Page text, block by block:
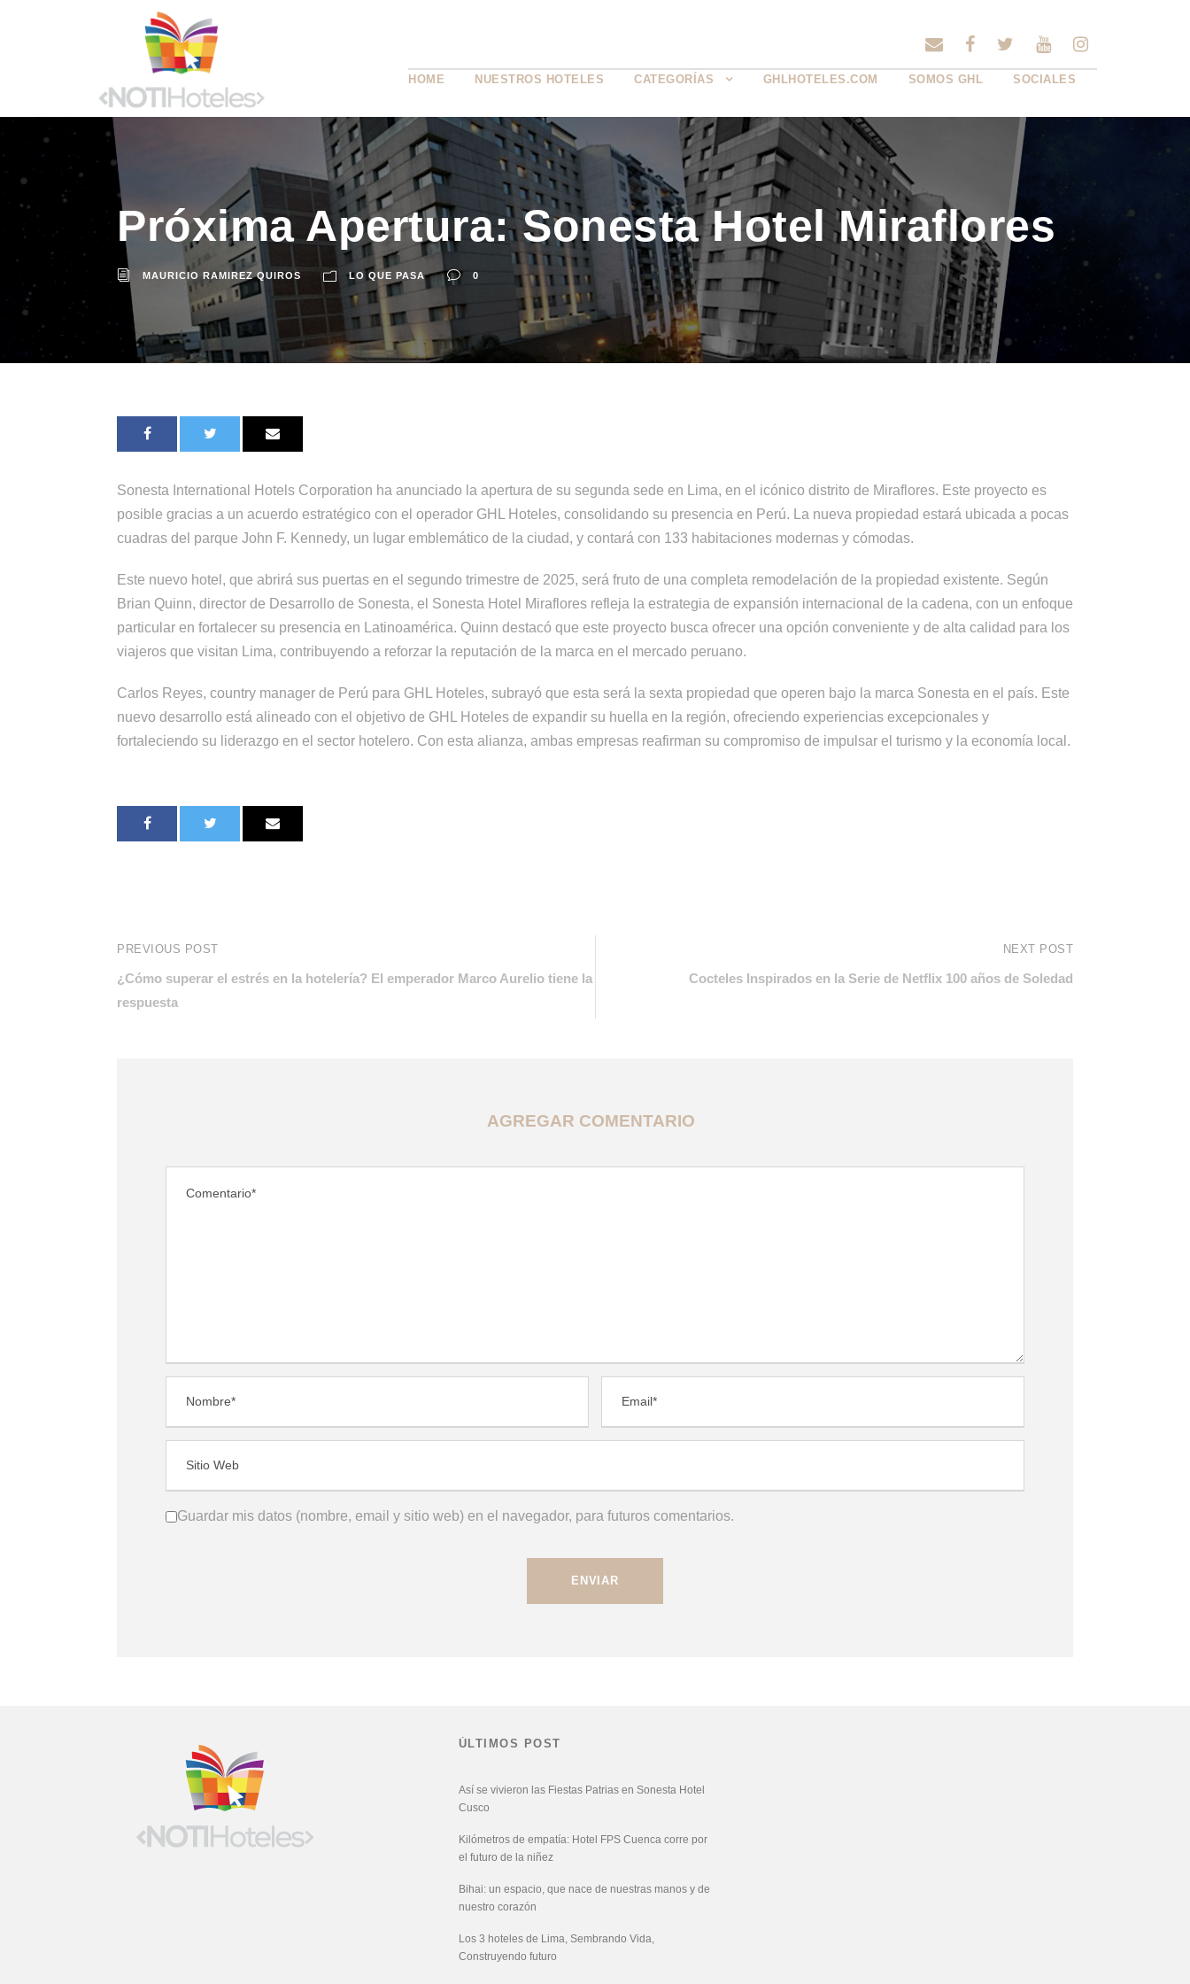
HOME NUESTROS HOTELES CATEGORÍAS GHLHOTELES.COM SOMOS GHL SOCIALES
Próxima Apertura: Sonesta Hotel Miraflores
MAURICIO RAMIREZ QUIROS LO QUE PASA 0
Sonesta International Hotels Corporation ha anunciado la apertura de su segunda sede en Lima, en el icónico distrito de Miraflores. Este proyecto es
posible gracias a un acuerdo estratégico con el operador GHL Hoteles, consolidando su presencia en Perú. La nueva propiedad estará ubicada a pocas
cuadras del parque John F. Kennedy, un lugar emblemático de la ciudad, y contará con 133 habitaciones modernas y cómodas.
Este nuevo hotel, que abrirá sus puertas en el segundo trimestre de 2025, será fruto de una completa remodelación de la propiedad existente. Según
Brian Quinn, director de Desarrollo de Sonesta, el Sonesta Hotel Miraflores refleja la estrategia de expansión internacional de la cadena, con un enfoque
particular en fortalecer su presencia en Latinoamérica. Quinn destacó que este proyecto busca ofrecer una opción conveniente y de alta calidad para los
viajeros que visitan Lima, contribuyendo a reforzar la reputación de la marca en el mercado peruano.
Carlos Reyes, country manager de Perú para GHL Hoteles, subrayó que esta será la sexta propiedad que operen bajo la marca Sonesta en el país. Este
nuevo desarrollo está alineado con el objetivo de GHL Hoteles de expandir su huella en la región, ofreciendo experiencias excepcionales y
fortaleciendo su liderazgo en el sector hotelero. Con esta alianza, ambas empresas reafirman su compromiso de impulsar el turismo y la economía local.
PREVIOUS POST
¿Cómo superar el estrés en la hotelería? El emperador Marco Aurelio tiene la
respuesta
NEXT POST
Cocteles Inspirados en la Serie de Netflix 100 años de Soledad
AGREGAR COMENTARIO
Guardar mis datos (nombre, email y sitio web) en el navegador, para futuros comentarios.
ÚLTIMOS POST
Así se vivieron las Fiestas Patrias en Sonesta Hotel
Cusco
Kilómetros de empatía: Hotel FPS Cuenca corre por
el futuro de la niñez
Bihai: un espacio, que nace de nuestras manos y de
nuestro corazón
Los 3 hoteles de Lima, Sembrando Vida,
Construyendo futuro